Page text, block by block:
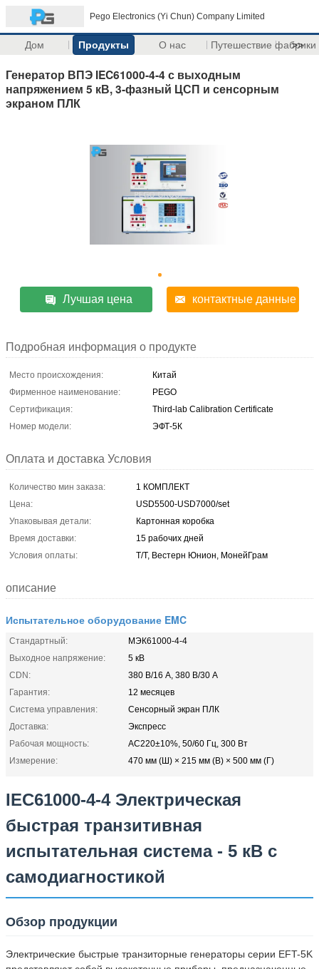
Pego Electronics (Yi Chun) Company Limited
Дом Продукты О нас Путешествие фабрики
>>
Генератор ВПЭ IEC61000-4-4 с выходным
напряжением 5 кВ, 3-фазный ЦСП и сенсорным
экраном ПЛК
Лучшая цена контактные данные
Подробная информация о продукте
Место происхождения:
Китай
Фирменное наименование:
PEGO
Сертификация:
Third-lab Calibration Certificate
Номер модели:
ЭФТ-5К
Оплата и доставка Условия
Количество мин заказа:
1 КОМПЛЕКТ
Цена:
USD5500-USD7000/set
Упаковывая детали:
Картонная коробка
Время доставки:
15 рабочих дней
Условия оплаты:
Т/Т, Вестерн Юнион, МонейГрам
описание
Испытательное оборудование EMC
Стандартный:
МЭК61000-4-4
Выходное напряжение:
5 кВ
CDN:
380 В/16 А, 380 В/30 А
Гарантия:
12 месяцев
Система управления:
Сенсорный экран ПЛК
Доставка:
Экспресс
Рабочая мощность:
AC220±10%, 50/60 Гц, 300 Вт
Измерение:
470 мм (Ш) × 215 мм (В) × 500 мм (Г)
IEC61000-4-4 Электрическая
быстрая транзитивная
испытательная система - 5 кВ с
самодиагностикой
Обзор продукции
Электрические быстрые транзиторные генераторы серии EFT-5K